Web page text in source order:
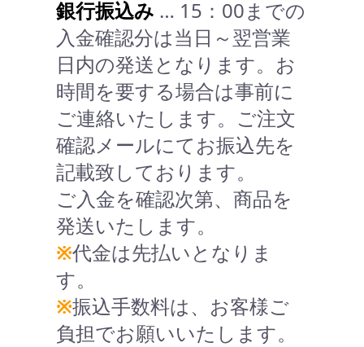
銀行振込み … 15：00までの
入金確認分は当日～翌営業
日内の発送となります。お
時間を要する場合は事前に
ご連絡いたします。ご注文
確認メールにてお振込先を
記載致しております。
ご入金を確認次第、商品を
発送いたします。
※代金は先払いとなりま
す。
※振込手数料は、お客様ご
負担でお願いいたします。